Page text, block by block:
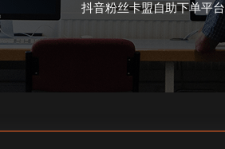
抖音粉丝卡盟自助下单平台